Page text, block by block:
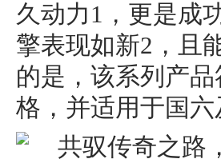
久动力1，更是成
擎表现如新2，且
的是，该系列产
格，并适用于国